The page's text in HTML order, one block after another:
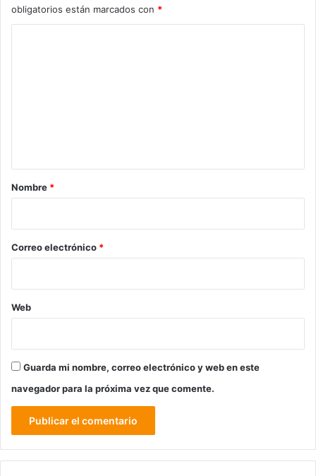
obligatorios están marcados con *
r
*
Nombre *
Correo electrónico *
Web
Guarda mi nombre, correo electrónico y web en este
navegador para la próxima vez que comente.